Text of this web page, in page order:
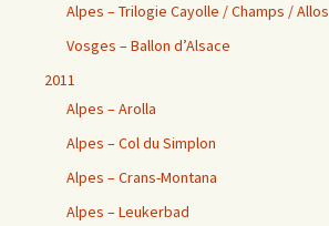
Alpes – Trilogie Cayolle / Champs / Allos
Vosges – Ballon d’Alsace
2011
Alpes – Arolla
Alpes – Col du Simplon
Alpes – Crans-Montana
Alpes – Leukerbad